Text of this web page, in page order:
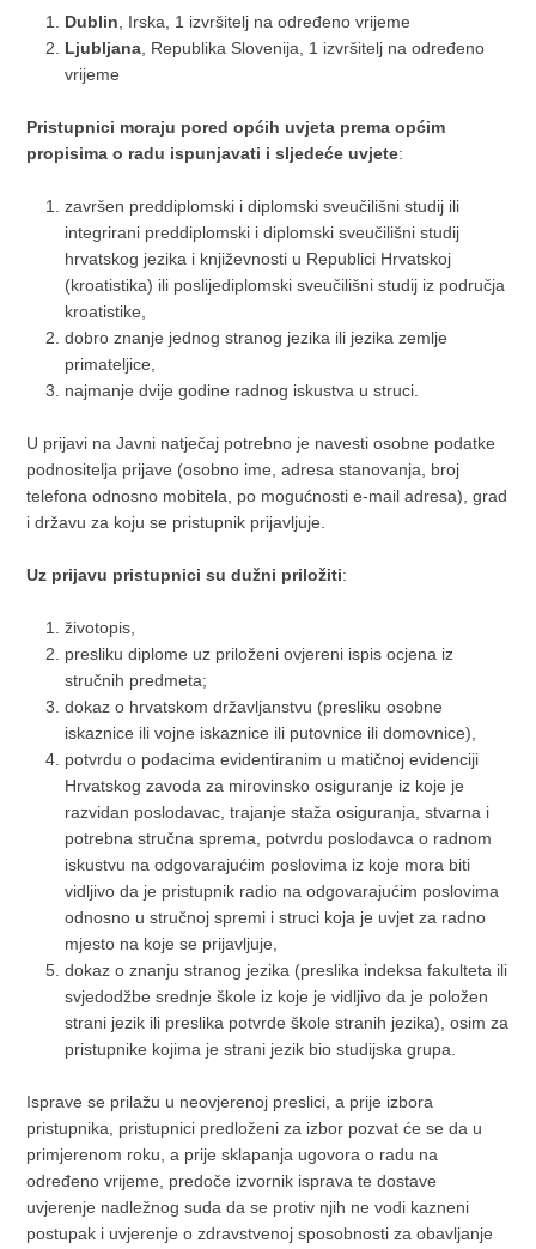
Dublin , Irska, 1 izvršitelj na određeno vrijeme
Ljubljana , Republika Slovenija, 1 izvršitelj na određeno
vrijeme
Pristupnici moraju pored općih uvjeta prema općim
propisima o radu ispunjavati i sljedeće uvjete:
završen preddiplomski i diplomski sveučilišni studij ili
integrirani preddiplomski i diplomski sveučilišni studij
hrvatskog jezika i književnosti u Republici Hrvatskoj
(kroatistika) ili poslijediplomski sveučilišni studij iz područja
kroatistike,
dobro znanje jednog stranog jezika ili jezika zemlje
primateljice,
najmanje dvije godine radnog iskustva u struci.
U prijavi na Javni natječaj potrebno je navesti osobne podatke
podnositelja prijave (osobno ime, adresa stanovanja, broj
telefona odnosno mobitela, po mogućnosti e-mail adresa), grad
i državu za koju se pristupnik prijavljuje.
Uz prijavu pristupnici su dužni priložiti:
životopis,
presliku diplome uz priloženi ovjereni ispis ocjena iz
stručnih predmeta;
dokaz o hrvatskom državljanstvu (presliku osobne
iskaznice ili vojne iskaznice ili putovnice ili domovnice),
potvrdu o podacima evidentiranim u matičnoj evidenciji
Hrvatskog zavoda za mirovinsko osiguranje iz koje je
razvidan poslodavac, trajanje staža osiguranja, stvarna i
potrebna stručna sprema, potvrdu poslodavca o radnom
iskustvu na odgovarajućim poslovima iz koje mora biti
vidljivo da je pristupnik radio na odgovarajućim poslovima
odnosno u stručnoj spremi i struci koja je uvjet za radno
mjesto na koje se prijavljuje,
dokaz o znanju stranog jezika (preslika indeksa fakulteta ili
svjedodžbe srednje škole iz koje je vidljivo da je položen
strani jezik ili preslika potvrde škole stranih jezika), osim za
pristupnike kojima je strani jezik bio studijska grupa.
Isprave se prilažu u neovjerenoj preslici, a prije izbora
pristupnika, pristupnici predloženi za izbor pozvat će se da u
primjerenom roku, a prije sklapanja ugovora o radu na
određeno vrijeme, predoče izvornik isprava te dostave
uvjerenje nadležnog suda da se protiv njih ne vodi kazneni
postupak i uvjerenje o zdravstvenoj sposobnosti za obavljanje